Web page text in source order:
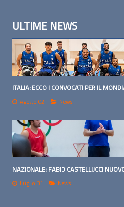
ULTIME NEWS
ITALIA: ECCO I CONVOCATI PER IL
Agosto 02 News
NAZIONALE: FABIO CASTELLUCCI
Luglio 31 News